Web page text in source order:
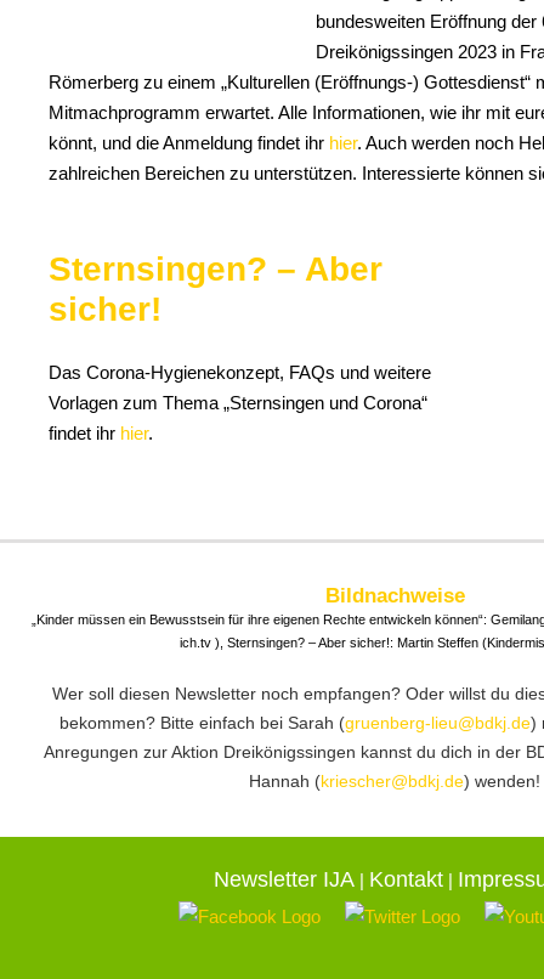
bundesweiten Eröffnung der
Dreikönigssingen 2023 in
Römerberg zu einem „Kulturellen (Eröffnungs-) Gottesdienst“
Mitmachprogramm erwartet. Alle Informationen, wie ihr mit
könnt, und die Anmeldung findet ihr hier. Auch werden noch
zahlreichen Bereichen zu unterstützen. Interessierte können
Sternsingen? – Aber
sicher!
Das Corona-Hygienekonzept, FAQs und weitere
Vorlagen zum Thema „Sternsingen und Corona“
findet ihr hier.
Bildnachweise
„Kinder müssen ein Bewusstsein für ihre eigenen Rechte entwickeln können“:
ich.tv ), Sternsingen? – Aber sicher!: Martin Steffen
Wer soll diesen Newsletter noch empfangen? Oder willst du
bekommen? Bitte einfach bei Sarah (gruenberg-lieu@bdkj.de)
Anregungen zur Aktion Dreikönigssingen kannst du dich in der
Hannah (kriescher@bdkj.de) wenden!
Newsletter IJA | Kontakt |